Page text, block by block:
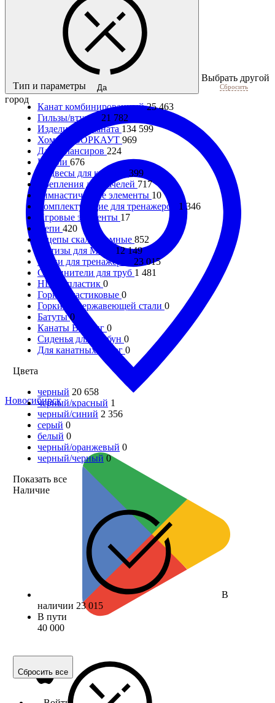
Да
Выбрать другой
город
Новосибирск
Тип и параметры Сбросить
Канат комбинированный25 463
Гильзы/втулки 21 782
Изделия для каната 134 599
Хомуты ВОРКАУТ 969
Для балансиров 224
Качели 676
Подвесы для качелей 399
Крепления для качелей 717
Гимнастические элементы 10
Комплектующие для тренажеров 1 346
Игровые элементы 17
Цепи 420
Зацепы скалодромные 852
Метизы для МАФ 12 149
Ручки для тренажеров 23 015
Соединители для труб 1 481
HDPE-пластик 0
Горки пластиковые 0
Горки из нержавеющей стали 0
Батуты0
Канаты Викинг 0
Сиденья для трибун 0
Для канатных дорог 0
Цвета
черный 20 658
черный/красный 1
черный/синий 2 356
серый 0
белый 0
черный/оранжевый 0
черный/черный 0
Показать все
Наличие
В
наличии 23 015
В пути
40 000
Сбросить все